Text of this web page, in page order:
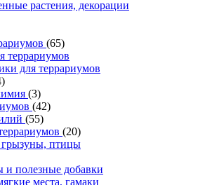
растения, декорации
(65)
террариумов
для террариумов
(3)
(42)
(55)
(20)
птицы
полезные добавки
места, гамаки